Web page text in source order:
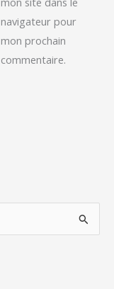
navigateur pour
mon prochain
commentaire.